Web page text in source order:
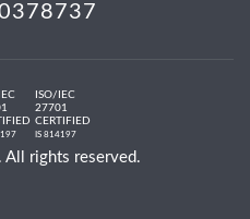
ISO/IEC
27701
CERTIFIED
IS 814197
rights reserved.